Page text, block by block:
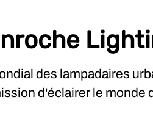
des lampadaires
d'éclairer le monde